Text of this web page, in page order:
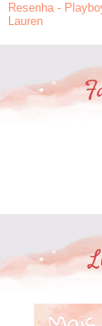
Resenha -
Lauren